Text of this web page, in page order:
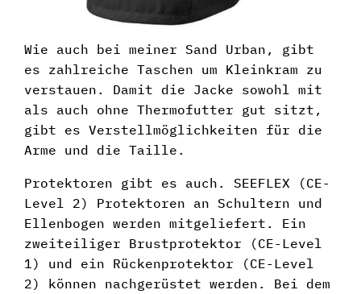
Wie auch bei meiner Sand Urban, gibt
es zahlreiche Taschen um Kleinkram zu
verstauen. Damit die Jacke sowohl mit
als auch ohne Thermofutter gut sitzt,
gibt es Verstellmöglichkeiten für die
Arme und die Taille.
Protektoren gibt es auch. SEEFLEX (CE-
Level 2) Protektoren an Schultern und
Ellenbogen werden mitgeliefert. Ein
zweiteiliger Brustprotektor (CE-Level
1) und ein Rückenprotektor (CE-Level
2) können nachgerüstet werden. Bei dem